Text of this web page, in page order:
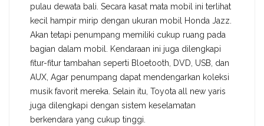
pulau dewata bali. Secara kasat mata mobil ini terlihat
kecil hampir mirip dengan ukuran mobil Honda Jazz.
Akan tetapi penumpang memiliki cukup ruang pada
bagian dalam mobil. Kendaraan ini juga dilengkapi
fitur-fitur tambahan seperti Bloetooth, DVD, USB, dan
AUX, Agar penumpang dapat mendengarkan koleksi
musik favorit mereka. Selain itu, Toyota all new yaris
juga dilengkapi dengan sistem keselamatan
berkendara yang cukup tinggi.